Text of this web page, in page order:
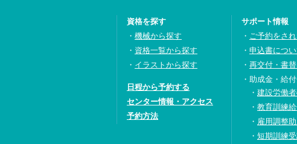
資格を探す
機械から探す
資格一覧から探す
イラストから探す
日程から予約する
センター情報・アクセス
予約方法
サポート情報
ご予約をさ
申込書につ
再交付・書
助成金・給
建設労働
教育訓練
雇用調整
短期訓練